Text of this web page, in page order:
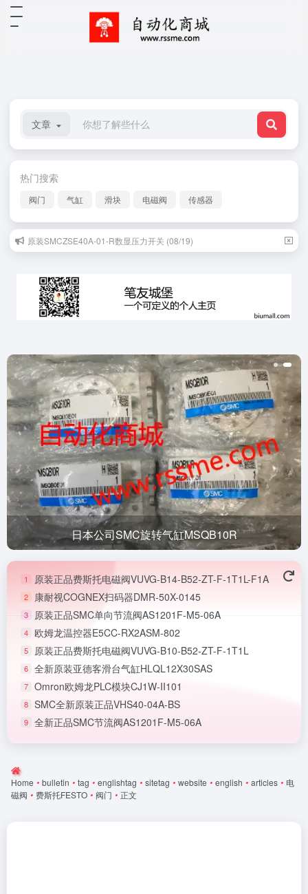
文章
热门搜索
阀门 气缸 滑块 电磁阀 传感器
原装SMCZSE40A-01-R数显压力开关 (08/19)
日本公司SMC旋转气缸MSQB10R
1 原装正品费斯托电磁阀VUVG-B14-B52-ZT-F-1T1L-F1A
2 康耐视COGNEX扫码器DMR-50X-0145
3 原装正品SMC单向节流阀AS1201F-M5-06A
4 欧姆龙温控器E5CC-RX2ASM-802
5 原装正品费斯托电磁阀VUVG-B10-B52-ZT-F-1T1L
6 全新原装亚德客滑台气缸HLQL12X30SAS
7 Omron欧姆龙PLC模块CJ1W-II101
8 SMC全新原装正品VHS40-04A-BS
9 全新正品SMC节流阀AS1201F-M5-06A
Home • bulletin • tag • englishtag • sitetag • website • english • articles • 电
磁阀 • 费斯托FESTO • 阀门 • 正文